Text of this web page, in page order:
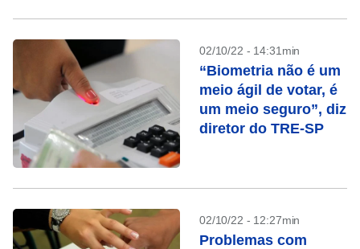
02/10/22 - 14:31min
“Biometria não é um
meio ágil de votar, é
um meio seguro”, diz
diretor do TRE-SP
02/10/22 - 12:27min
Problemas com